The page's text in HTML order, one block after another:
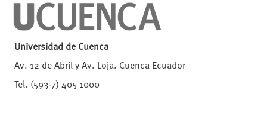
Universidad de Cuenca
Av. 12 de Abril y Av. Loja. Cuenca Ecuador
Tel. (593-7) 405 1000